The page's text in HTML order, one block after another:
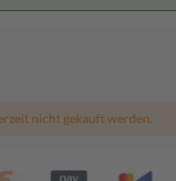
nicht gekauft werden.